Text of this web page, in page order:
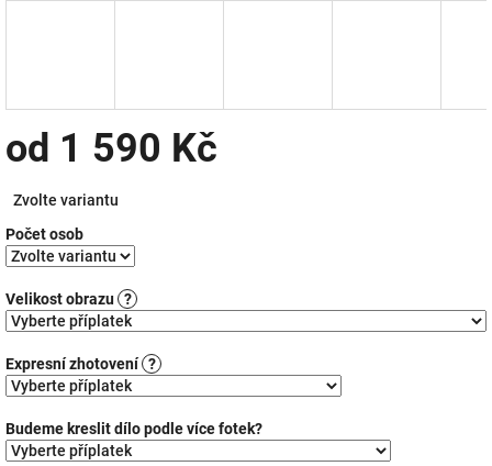
od 1 590 Kč
cena:
Zvolte variantu
Počet osob
Velikost obrazu ?
Expresní zhotovení ?
Budeme kreslit dílo podle více fotek?